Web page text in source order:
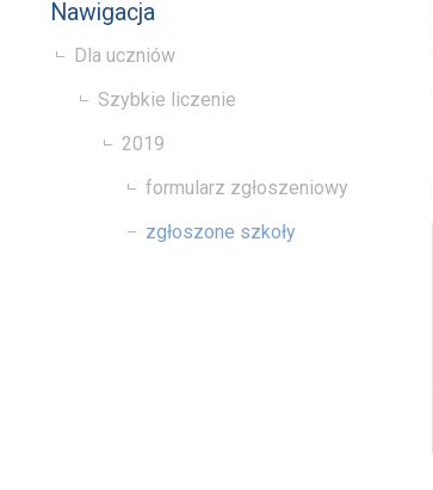
Nawigacja
Dla uczniów
Szybkie liczenie
2019
formularz zgłoszeniowy
zgłoszone szkoły